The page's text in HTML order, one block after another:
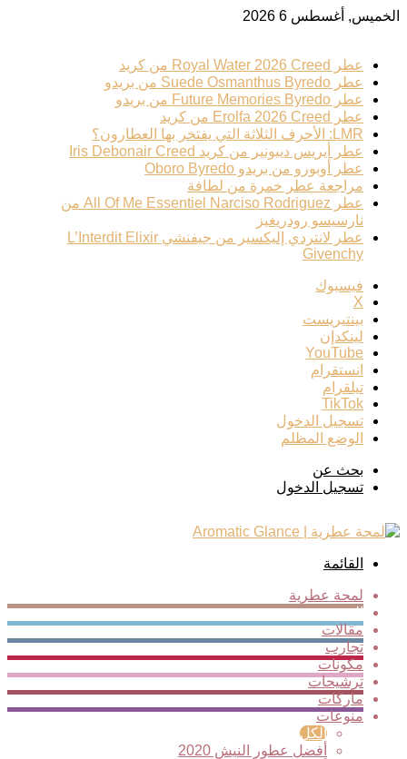
الخميس, أغسطس 6 2026
عطر Royal Water 2026 Creed من كريد
عطر Suede Osmanthus Byredo من بريدو
عطر Future Memories Byredo من بريدو
عطر Erolfa 2026 Creed من كريد
LMR: الأحرف الثلاثة التي يفتخر بها العطارون؟
عطر أيريس ديبونير من كريد Iris Debonair Creed
عطر أوبورو من بريدو Oboro Byredo
مراجعة عطر خمرة من لطافة
عطر All Of Me Essentiel Narciso Rodriguez من
نارسيسو رودريغيز
عطر لانتردي إليكسير من جيفنشي L’Interdit Elixir
Givenchy
فيسبوك
‫X
بينتيريست
لينكدإن
‫YouTube
انستقرام
تيلقرام
‫TikTok
تسجيل الدخول
الوضع المظلم
بحث عن
تسجيل الدخول
القائمة
لمحة عطرية
الجديد
مقالات
تجارب
مكونات
ترشيحات
ماركات
منوعات
الكل
أفضل عطور النيش 2020